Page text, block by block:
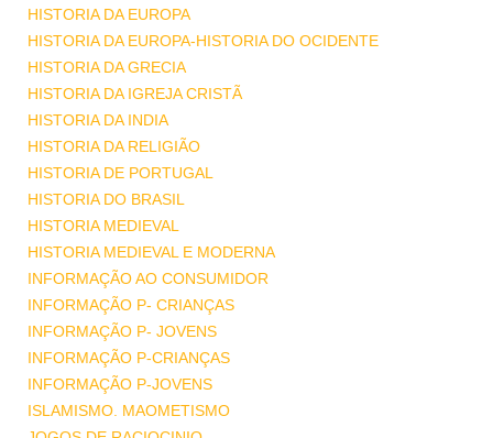
HISTORIA DA EUROPA
HISTORIA DA EUROPA-HISTORIA DO OCIDENTE
HISTORIA DA GRECIA
HISTORIA DA IGREJA CRISTÃ
HISTORIA DA INDIA
HISTORIA DA RELIGIÃO
HISTORIA DE PORTUGAL
HISTORIA DO BRASIL
HISTORIA MEDIEVAL
HISTORIA MEDIEVAL E MODERNA
INFORMAÇÃO AO CONSUMIDOR
INFORMAÇÃO P- CRIANÇAS
INFORMAÇÃO P- JOVENS
INFORMAÇÃO P-CRIANÇAS
INFORMAÇÃO P-JOVENS
ISLAMISMO. MAOMETISMO